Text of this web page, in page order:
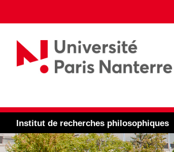
Institut de recherches philosophiques